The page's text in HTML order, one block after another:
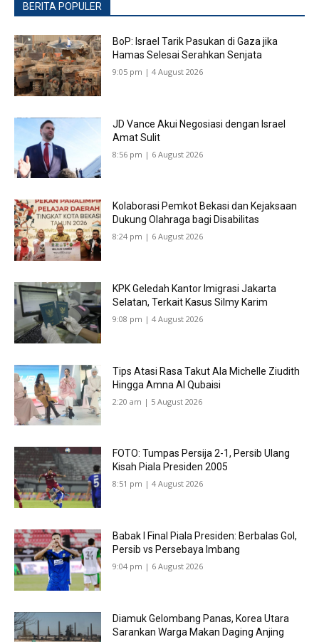
BERITA POPULER
BoP: Israel Tarik Pasukan di Gaza jika
Hamas Selesai Serahkan Senjata
9:05 pm | 4 August 2026
JD Vance Akui Negosiasi dengan Israel
Amat Sulit
8:56 pm | 6 August 2026
Kolaborasi Pemkot Bekasi dan Kejaksaan
Dukung Olahraga bagi Disabilitas
8:24 pm | 6 August 2026
KPK Geledah Kantor Imigrasi Jakarta
Selatan, Terkait Kasus Silmy Karim
9:08 pm | 4 August 2026
Tips Atasi Rasa Takut Ala Michelle Ziudith
Hingga Amna Al Qubaisi
2:20 am | 5 August 2026
FOTO: Tumpas Persija 2-1, Persib Ulang
Kisah Piala Presiden 2005
8:51 pm | 4 August 2026
Babak I Final Piala Presiden: Berbalas Gol,
Persib vs Persebaya Imbang
9:04 pm | 6 August 2026
Diamuk Gelombang Panas, Korea Utara
Sarankan Warga Makan Daging Anjing